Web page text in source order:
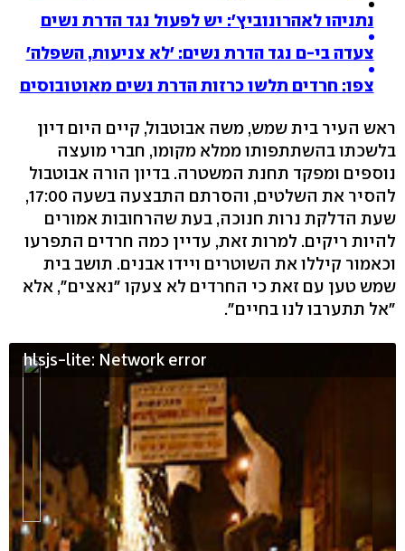
נתניהו לאהרונוביץ': יש לפעול נגד הדרת נשים
צעדה בי-ם נגד הדרת נשים: 'לא צניעות, השפלה'
צפו: חרדים תלשו כרזות הדרת נשים מאוטובוסים
ראש העיר בית שמש, משה אבוטבול, קיים היום דיון
בלשכתו בהשתתפותו ממלא מקומו, חברי מועצה
נוספים ומפקד תחנת המשטרה. בדיון הורה אבוטבול
להסיר את השלטים, והסרתם התבצעה בשעה 17:00,
שעת הדלקת נרות חנוכה, בעת שהרחובות אמורים
להיות ריקים. למרות זאת, עדיין כמה חרדים התפרעו
וכאמור קיללו את השוטרים ויידו אבנים. תושב בית
שמש טען עם זאת כי החרדים לא צעקו "נאצים", אלא
"אל תתערבו לנו בחיים".
hlsjs-lite: Network error